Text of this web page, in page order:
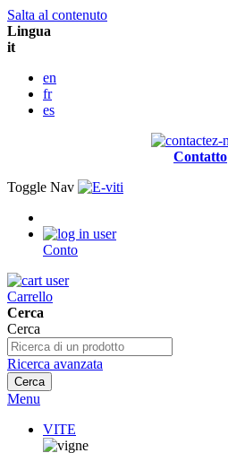
Salta al contenuto
Lingua
it
en
fr
es
Contatto
Toggle Nav
Conto
Carrello
Cerca
Cerca
Ricerca avanzata
Cerca
Menu
VITE